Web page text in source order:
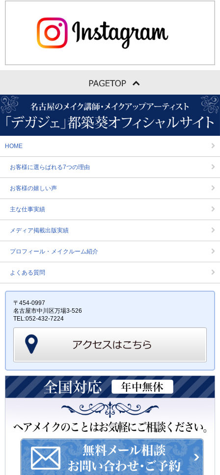
HOME
お客様に選らばれる7つの理由
お客様の嬉しい声
主な仕事実績
メディア掲載出版実績
プロフィール・メイクルーム紹介
よくある質問
〒454-0997
名古屋市中川区万場3-526
TEL:052-432-7224